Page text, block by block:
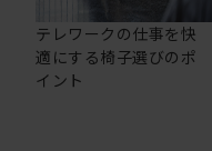
テレワークの仕事を快
適にする椅子選びのポ
イント